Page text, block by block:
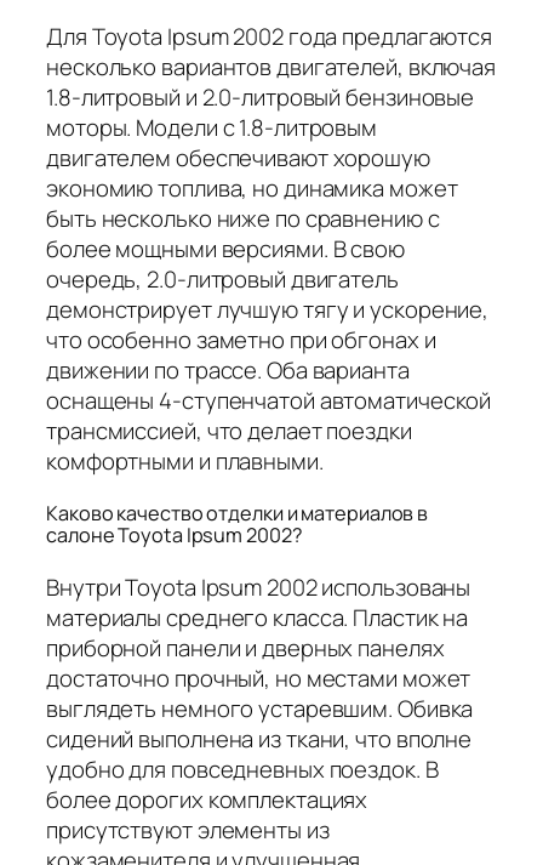
Для Toyota Ipsum 2002 года предлагаются
несколько вариантов двигателей, включая
1.8-литровый и 2.0-литровый бензиновые
моторы. Модели с 1.8-литровым
двигателем обеспечивают хорошую
экономию топлива, но динамика может
быть несколько ниже по сравнению с
более мощными версиями. В свою
очередь, 2.0-литровый двигатель
демонстрирует лучшую тягу и ускорение,
что особенно заметно при обгонах и
движении по трассе. Оба варианта
оснащены 4-ступенчатой автоматической
трансмиссией, что делает поездки
комфортными и плавными.
Каково качество отделки и материалов в
салоне Toyota Ipsum 2002?
Внутри Toyota Ipsum 2002 использованы
материалы среднего класса. Пластик на
приборной панели и дверных панелях
достаточно прочный, но местами может
выглядеть немного устаревшим. Обивка
сидений выполнена из ткани, что вполне
удобно для повседневных поездок. В
более дорогих комплектациях
присутствуют элементы из